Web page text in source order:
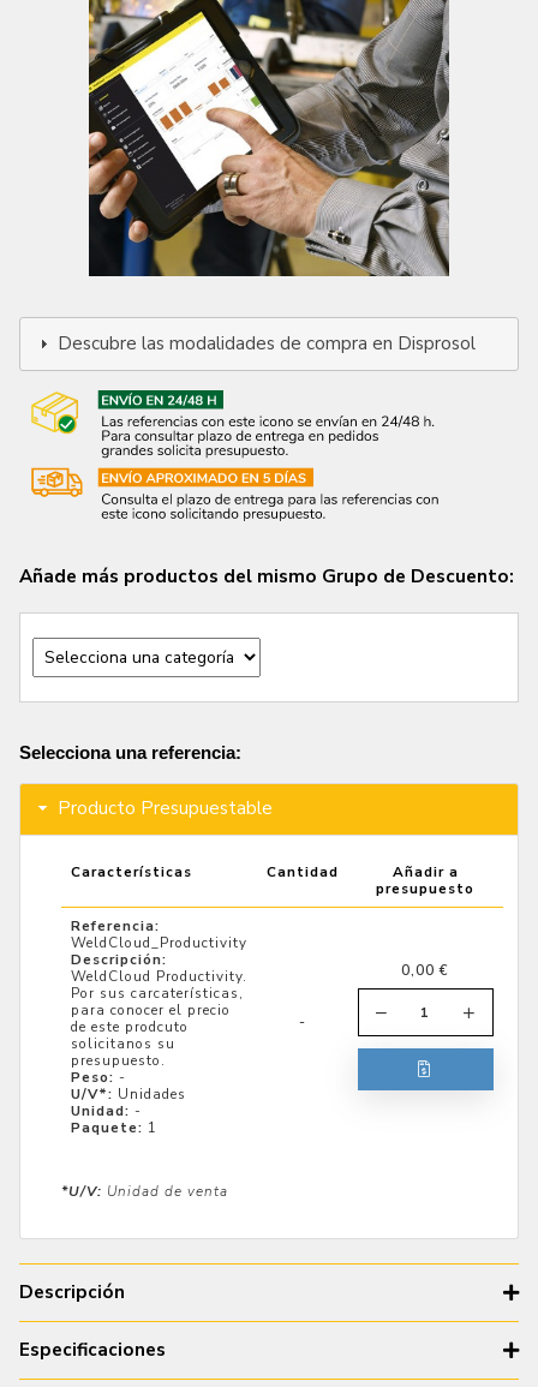
Descubre las modalidades de compra en Disprosol
Añade más productos del mismo Grupo de Descuento:
Selecciona una referencia:
Producto Presupuestable
Características Cantidad
Añadir a
presupuesto
Referencia:
WeldCloud_Productivity
Descripción:
WeldCloud Productivity.
Por sus carcaterísticas,
para conocer el precio
de este prodcuto
solicitanos su
presupuesto.
Peso: -
U/V*: Unidades
Unidad: -
Paquete: 1
-
0,00 €
1
*U/V: Unidad de venta
Descripción
Especificaciones